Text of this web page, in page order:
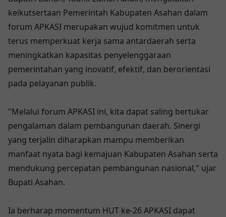
keikutsertaan Pemerintah Kabupaten Asahan dalam
forum APKASI merupakan wujud komitmen untuk
terus memperkuat kerja sama antardaerah serta
meningkatkan kapasitas penyelenggaraan
pemerintahan yang inovatif, efektif, dan berorientasi
pada pelayanan publik.
"Melalui forum APKASI ini, kita dapat saling bertukar
pengalaman dalam pembangunan daerah. Sinergi
yang terjalin diharapkan mampu memberikan
manfaat nyata bagi kemajuan Kabupaten Asahan serta
mendukung percepatan pembangunan nasional," ujar
Bupati Asahan.
Ia berharap momentum HUT ke-26 APKASI dapat